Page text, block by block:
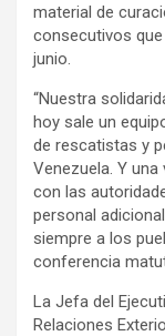
material de
consecutivos
junio.
“Nuestra
hoy sale un
de rescatistas y
Venezuela. Y
con las
personal
siempre a los
conferencia
La Jefa del
Relaciones